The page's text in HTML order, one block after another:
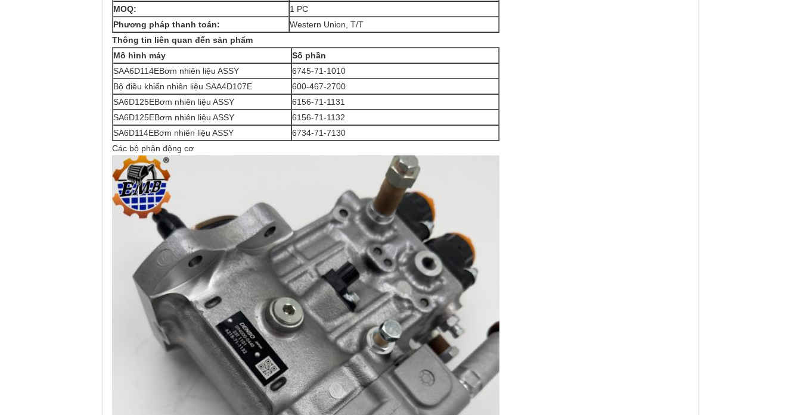
MOQ:
1 PC
Phương pháp thanh toán:
Western Union, T/T
Thông tin liên quan đến sản phẩm
Mô hình máy
Số phần
SAA6D114EBơm nhiên liệu ASSY
6745-71-1010
Bộ điều khiển nhiên liệu SAA4D107E
600-467-2700
SA6D125EBơm nhiên liệu ASSY
6156-71-1131
SA6D125EBơm nhiên liệu ASSY
6156-71-1132
SA6D114EBơm nhiên liệu ASSY
6734-71-7130
Các bộ phận động cơ